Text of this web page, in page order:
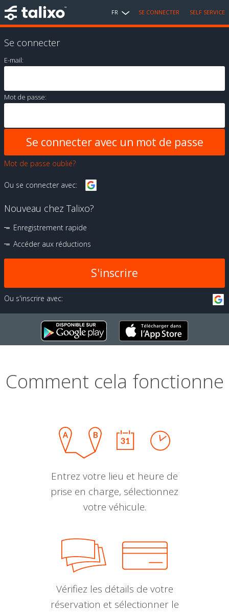
FR SE CONNECTER SELF SERVICE
Se connecter
E-mail:
Mot de passe:
Mot de passe oublié?
Ou se connecter avec:
Nouveau chez Talixo?
Enregistrement rapide
Accéder aux réductions
S'inscrire
Ou s'inscrire avec:
Comment cela fonctionne
Entrez votre lieu et heure de
prise en charge, sélectionnez
votre véhicule.
Vérifiez les détails de votre
réservation et sélectionner le